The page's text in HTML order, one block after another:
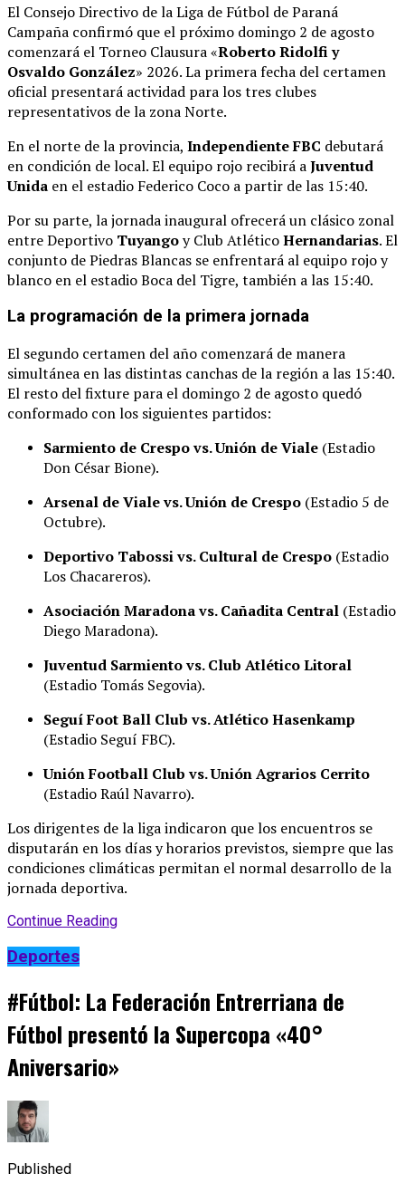
El Consejo Directivo de la Liga de Fútbol de Paraná
Campaña confirmó que el próximo domingo 2 de agosto
comenzará el Torneo Clausura «Roberto Ridolfi y
Osvaldo González» 2026. La primera fecha del certamen
oficial presentará actividad para los tres clubes
representativos de la zona Norte.
En el norte de la provincia, Independiente FBC debutará
en condición de local. El equipo rojo recibirá aJuventud
Unida en el estadio Federico Coco a partir de las 15:40.
Por su parte, la jornada inaugural ofrecerá un clásico zonal
entre Deportivo Tuyangoy Club AtléticoHernandarias. El
conjunto de Piedras Blancas se enfrentará al equipo rojo y
blanco en el estadio Boca del Tigre, también a las 15:40.
La programación de la primera jornada
El segundo certamen del año comenzará de manera
simultánea en las distintas canchas de la región a las 15:40.
El resto del fixture para el domingo 2 de agosto quedó
conformado con los siguientes partidos:
Sarmiento de Crespo vs. Unión de Viale (Estadio
Don César Bione).
Arsenal de Viale vs. Unión de Crespo (Estadio 5 de
Octubre).
Deportivo Tabossi vs. Cultural de Crespo (Estadio
Los Chacareros).
Asociación Maradona vs. Cañadita Central (Estadio
Diego Maradona).
Juventud Sarmiento vs. Club Atlético Litoral
(Estadio Tomás Segovia).
Seguí Foot Ball Club vs. Atlético Hasenkamp
(Estadio Seguí FBC).
Unión Football Club vs. Unión Agrarios Cerrito
(Estadio Raúl Navarro).
Los dirigentes de la liga indicaron que los encuentros se
disputarán en los días y horarios previstos, siempre que las
condiciones climáticas permitan el normal desarrollo de la
jornada deportiva.
Continue Reading
Deportes
#Fútbol: La Federación Entrerriana de
Fútbol presentó la Supercopa «40°
Aniversario»
Published